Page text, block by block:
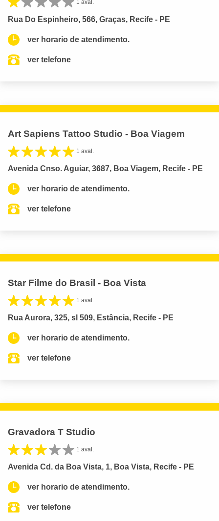
1 aval.
Rua Do Espinheiro, 566, Graças, Recife - PE
ver horario de atendimento.
ver telefone
Art Sapiens Tattoo Studio - Boa Viagem
1 aval.
Avenida Cnso. Aguiar, 3687, Boa Viagem, Recife - PE
ver horario de atendimento.
ver telefone
Star Filme do Brasil - Boa Vista
1 aval.
Rua Aurora, 325, sl 509, Estância, Recife - PE
ver horario de atendimento.
ver telefone
Gravadora T Studio
1 aval.
Avenida Cd. da Boa Vista, 1, Boa Vista, Recife - PE
ver horario de atendimento.
ver telefone